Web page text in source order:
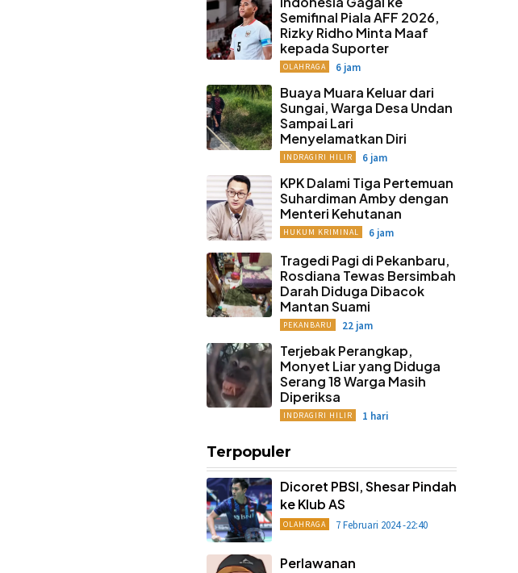
Semifinal Piala AFF 2026,
Rizky Ridho Minta Maaf
kepada Suporter
OLAHRAGA 6 jam
Buaya Muara Keluar dari
Sungai, Warga Desa Undan
Sampai Lari
Menyelamatkan Diri
INDRAGIRI HILIR 6 jam
KPK Dalami Tiga Pertemuan
Suhardiman Amby dengan
Menteri Kehutanan
HUKUM KRIMINAL 6 jam
Tragedi Pagi di Pekanbaru,
Rosdiana Tewas Bersimbah
Darah Diduga Dibacok
Mantan Suami
PEKANBARU 22 jam
Terjebak Perangkap,
Monyet Liar yang Diduga
Serang 18 Warga Masih
Diperiksa
INDRAGIRI HILIR 1 hari
Terpopuler
Dicoret PBSI, Shesar Pindah
ke Klub AS
OLAHRAGA 7 Februari 2024 -22:40
Perlawanan